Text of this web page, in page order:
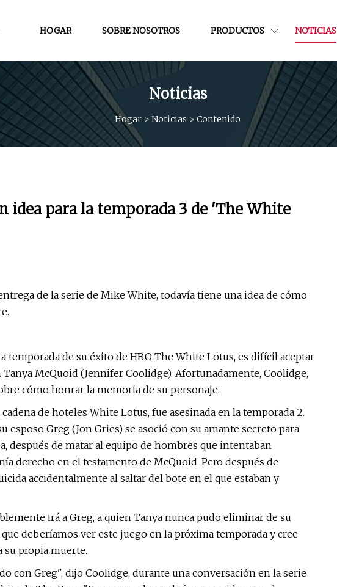
HOGAR SOBRE NOSOTROS PRODUCTOS NOTICIAS
Noticias
Hogar > Noticias > Contenido
idea para la temporada 3 de 'The White
de la serie de Mike White, todavía tiene una idea de cómo
temporada de su éxito de HBO The White Lotus, es difícil aceptar
McQuoid (Jennifer Coolidge). Afortunadamente, Coolidge,
cómo honrar la memoria de su personaje.
de hoteles White Lotus, fue asesinada en la temporada 2.
esposo Greg (Jon Gries) se asoció con su amante secreto para
después de matar al equipo de hombres que intentaban
derecho en el testamento de McQuoid. Pero después de
accidentalmente al saltar del bote en el que estaban y
irá a Greg, a quien Tanya nunca pudo eliminar de su
deberíamos ver este juego en la próxima temporada y cree
su propia muerte.
con Greg", dijo Coolidge, durante una conversación en la serie